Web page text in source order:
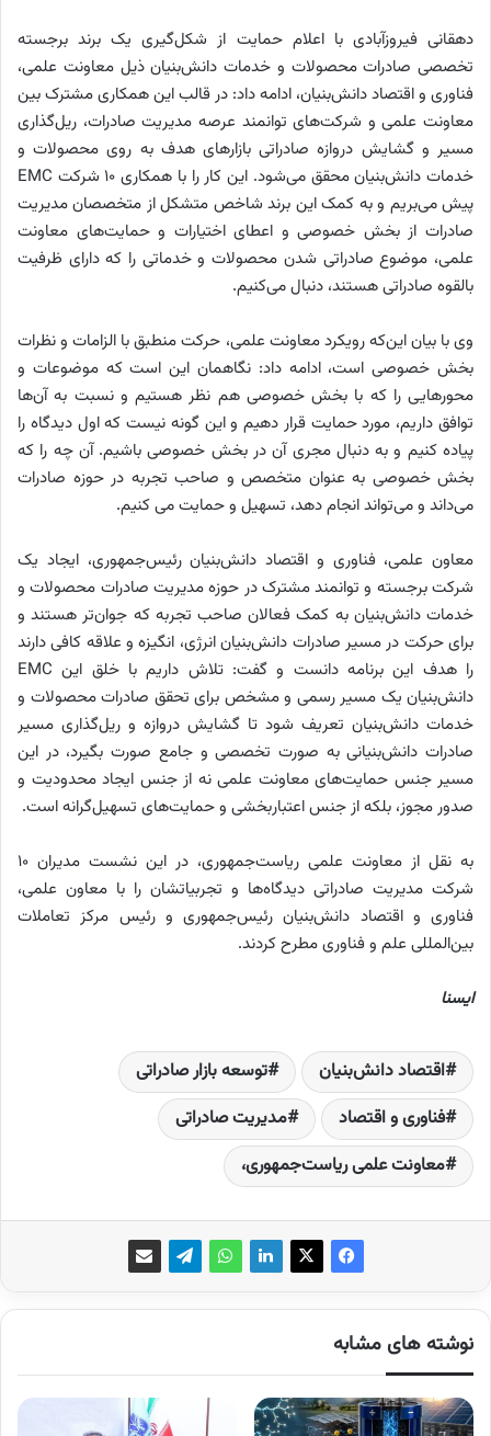
دهقانی فیروزآبادی با اعلام حمایت از شکل‌گیری یک برند برجسته
تخصصی صادرات محصولات و خدمات دانش‌بنیان ذیل معاونت علمی،
فناوری و اقتصاد دانش‌بنیان، ادامه داد: در قالب این همکاری مشترک بین
معاونت علمی و شرکت‌های توانمند عرصه مدیریت صادرات، ریل‌گذاری
مسیر و گشایش دروازه صادراتی بازارهای هدف به روی محصولات و
خدمات دانش‌بنیان محقق می‌شود. این کار را با همکاری ۱۰ شرکت EMC
پیش می‌بریم و به کمک این برند شاخص متشکل از متخصصان مدیریت
صادرات از بخش خصوصی و اعطای اختیارات و حمایت‌های معاونت
علمی، موضوع صادراتی شدن محصولات و خدماتی را که دارای ظرفیت
بالقوه صادراتی هستند، دنبال می‌کنیم.
وی با بیان این‌که رویکرد معاونت علمی، حرکت منطبق با الزامات و نظرات
بخش خصوصی است، ادامه داد: نگاهمان این است که موضوعات و
محورهایی را که با بخش خصوصی هم نظر هستیم و نسبت به آن‌ها
توافق داریم، مورد حمایت قرار دهیم و این گونه نیست که اول دیدگاه را
پیاده کنیم و به دنبال مجری آن در بخش خصوصی باشیم. آن چه را که
بخش خصوصی به عنوان متخصص و صاحب تجربه در حوزه صادرات
می‌داند و می‌تواند انجام دهد، تسهیل و حمایت می کنیم.
معاون علمی، فناوری و اقتصاد دانش‌بنیان رئیس‌جمهوری، ایجاد یک
شرکت برجسته و توانمند مشترک در حوزه مدیریت صادرات محصولات و
خدمات دانش‌بنیان به کمک فعالان صاحب تجربه که جوان‌تر هستند و
برای حرکت در مسیر صادرات دانش‌بنیان انرژی، انگیزه و علاقه کافی دارند
را هدف این برنامه دانست و گفت: تلاش داریم با خلق این EMC
دانش‌بنیان یک مسیر رسمی و مشخص برای تحقق صادرات محصولات و
خدمات دانش‌بنیان تعریف شود تا گشایش دروازه و ریل‌گذاری مسیر
صادرات دانش‌بنیانی به صورت تخصصی و جامع صورت بگیرد، در این
مسیر جنس حمایت‌های معاونت علمی نه از جنس ایجاد محدودیت و
صدور مجوز، بلکه از جنس اعتباربخشی و حمایت‌های تسهیل‌گرانه است.
به نقل از معاونت علمی ریاست‌جمهوری، در این نشست مدیران ۱۰
شرکت مدیریت صادراتی دیدگاه‌ها و تجربیاتشان را با معاون علمی،
فناوری و اقتصاد دانش‌بنیان رئیس‌جمهوری و رئیس مرکز تعاملات
بین‌المللی علم و فناوری مطرح کردند.
ایسنا
اقتصاد دانش‌بنیان
توسعه بازار صادراتی
فناوری و اقتصاد
مدیریت صادراتی
معاونت علمی ریاست‌جمهوری،
نوشته های مشابه